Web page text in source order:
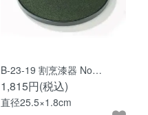
B-23-19 割烹漆器 No…
1,815円(税込)
直径25.5×1.8cm